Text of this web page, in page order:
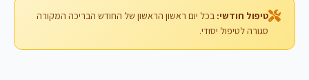
טיפול חודשי: בכל יום ראשון הראשון של החודש הבריכה המקורה
סגורה לטיפול יסודי.